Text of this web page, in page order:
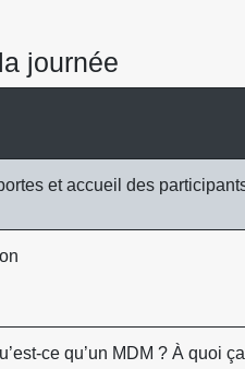
journée
et accueil des
ce qu’un MDM ? À quoi